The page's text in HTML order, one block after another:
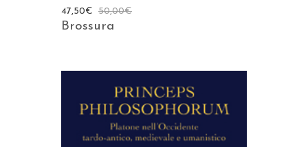
50,00€
47,50€
Brossura